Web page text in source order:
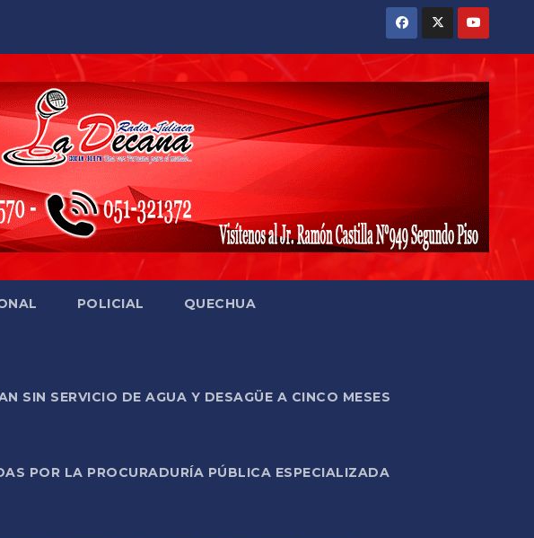
POLICIAL QUECHUA
SIN SERVICIO DE AGUA Y DESAGÜE A CINCO MESES
POR LA PROCURADURÍA PÚBLICA ESPECIALIZADA